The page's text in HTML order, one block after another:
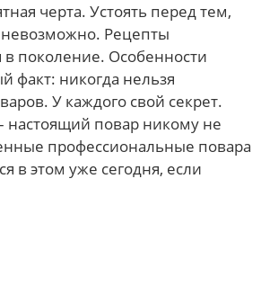
черта. Устоять перед тем,
Рецепты
поколение. Особенности
факт: никогда нельзя
У каждого свой секрет.
настоящий повар никому не
профессиональные повара
в этом уже сегодня, если